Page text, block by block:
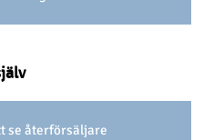
se återförsäljare